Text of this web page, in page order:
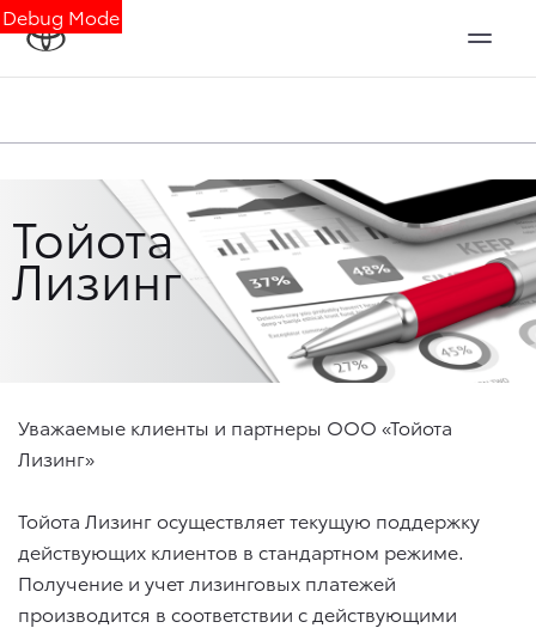
Debug Mode
Тойота
Лизинг
Уважаемые клиенты и партнеры ООО «Тойота
Лизинг»
Тойота Лизинг осуществляет текущую поддержку
действующих клиентов в стандартном режиме.
Получение и учет лизинговых платежей
производится в соответствии с действующими